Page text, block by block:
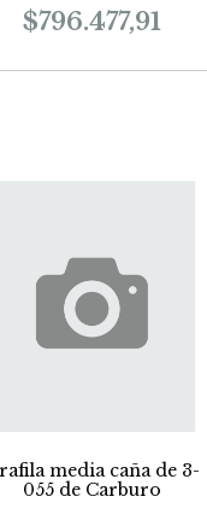
$796.477,91
media caña de 3-
055 de Carburo